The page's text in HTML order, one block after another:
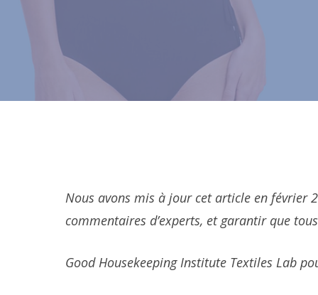
Nous avons mis à jour cet article en février
commentaires d’experts, et garantir que
Good Housekeeping Institute Textiles Lab